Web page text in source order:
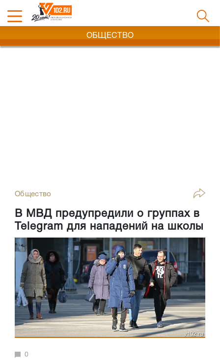
ОБЩЕСТВО
Общество
В МВД предупредили о группах в
Telegram для нападений на школы
0